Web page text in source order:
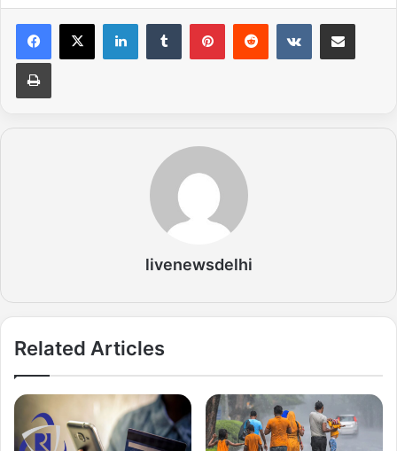
livenewsdelhi
Related Articles